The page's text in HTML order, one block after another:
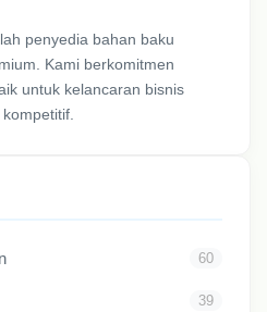
penyedia bahan baku
Kami berkomitmen
untuk kelancaran bisnis
60
39